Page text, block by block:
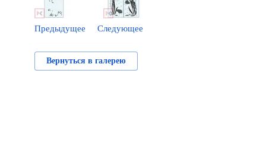
Предыдущее Следующее
Вернуться в галерею